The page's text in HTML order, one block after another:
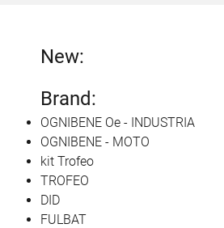
New:
Brand:
OGNIBENE Oe - INDUSTRIA
OGNIBENE - MOTO
kit Trofeo
TROFEO
DID
FULBAT